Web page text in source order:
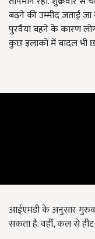
बढ़ने की उम्मीद जताई
पुरवैया बहने के कारण
कुछ इलाकों में बादल भी
आईएमडी के अनुसार
सकता है. वहीं, कल से